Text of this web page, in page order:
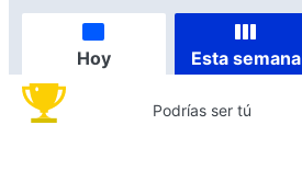
Hoy Esta semana
Podrías ser tú